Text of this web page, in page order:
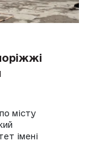
місту
імені